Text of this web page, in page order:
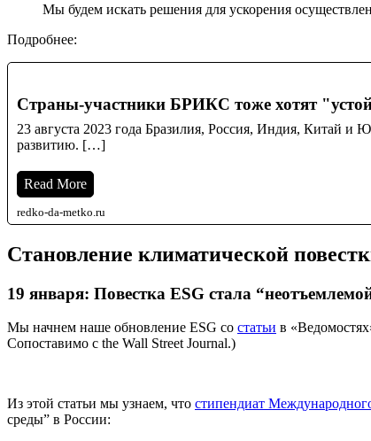
Мы будем искать решения для ускорения
Подробнее:
Страны-участники БРИКС тоже хотят
23 августа 2023 года Бразилия, Россия, Индия, Китай
развитию. […]
Read More
redko-da-metko.ru
Становление климатической
19 января: Повестка ESG стала
Мы начнем наше обновление ESG со статьи в
Сопоставимо с the Wall Street Journal.)
Из этой статьи мы узнаем, что стипендиат
среды” в России: